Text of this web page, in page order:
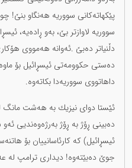
پێكهاتەكانی سووریە هەنگاو
سووریە لاوازتر بێ، بەو ڕادەیە،
دڵنیاتر دەبێ .ئەوانە هەمووی
دەستی حكوومەتی ئیسڕائیل بۆ
داهاتووی سووریەدا بكاتەوە.
ئێستا دوای نیزیك بە هەشت مانگ
دەبینی ڕۆژ بە ڕۆژ بەرژەوەندیی
ئیسڕائیل) كە كارئاسانییان بۆ
جوێ دەبێتەوە! دیداری ترامپ لە